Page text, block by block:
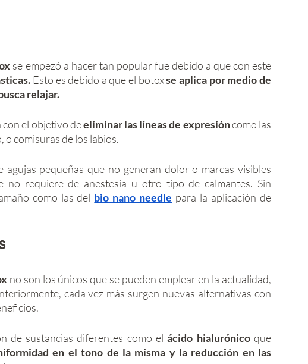
se empezó a hacer tan popular fue debido a que con este
Esto es debido a que el botox se aplica por medio de
relajar.
el objetivo de eliminar las líneas de expresión como las
o comisuras de los labios.
agujas pequeñas que no generan dolor o marcas visibles
no requiere de anestesia u otro tipo de calmantes. Sin
como las del bio nano needle
no son los únicos que se pueden emplear en la actualidad,
cada vez más surgen nuevas alternativas con
de sustancias diferentes como el ácido hialurónico que
en el tono de la misma y la reducción en las